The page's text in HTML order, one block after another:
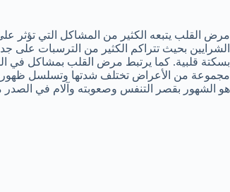
مرض القلب يتبعه الكثير من المشاكل التي تؤثر
الشرايين بحيث تتراكم الكثير من الترسبات على
بسكتة قلبية. كما يرتبط مرض القلب بمشاكل
مجموعة من الأعراض تختلف شدتها وتسلسل
هو الشهور بقصر التنفس وصعوبته وآلام في الصدر